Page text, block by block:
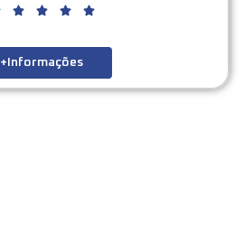
+Informações